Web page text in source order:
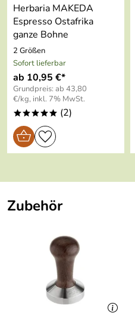
Kaufdatum: 30.08.2025
Bewertungsdatum:
Schlachter
Verifizierte Bewertung
Sehr feine Verarbeitung,
starkes Kaffee.
Blitzschnelle Lieferung
Kaufdatum: 20.02.2024
Bewertungsdatum:
Wolfgang
Kaufdatum: 12.05.2022
*****
Verifizierte Bewertung
Super Maschine
Echt italienisch!
Superschnelle Lieferung,
Herbaria MAKEDA
Espresso Ostafrika
ganze Bohne
2 Größen
Sofort lieferbar
ab 10,95 €*
Grundpreis: ab 43,80
€/kg, inkl. 7% MwSt.
***** (2)
Zubehör